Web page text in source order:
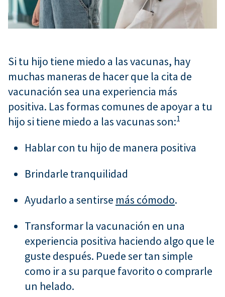
Si tu hijo tiene miedo a las vacunas, hay
muchas maneras de hacer que la cita de
vacunación sea una experiencia más
positiva. Las formas comunes de apoyar a tu
hijo si tiene miedo a las vacunas son:1
Hablar con tu hijo de manera positiva
Brindarle tranquilidad
Ayudarlo a sentirse más cómodo.
Transformar la vacunación en una
experiencia positiva haciendo algo que le
guste después. Puede ser tan simple
como ir a su parque favorito o comprarle
un helado.